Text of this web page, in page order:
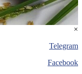
×
Telegram
Facebook